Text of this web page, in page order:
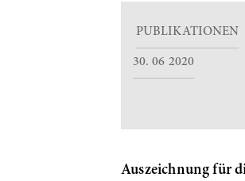
PUBLIKATIONEN
30. 06 2020
Auszeichnung für